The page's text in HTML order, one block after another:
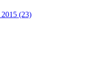
2015 (23)